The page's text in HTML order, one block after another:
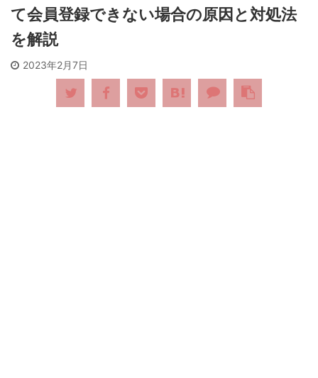
て会員登録できない場合の原因と対処法
を解説
2023年2月7日